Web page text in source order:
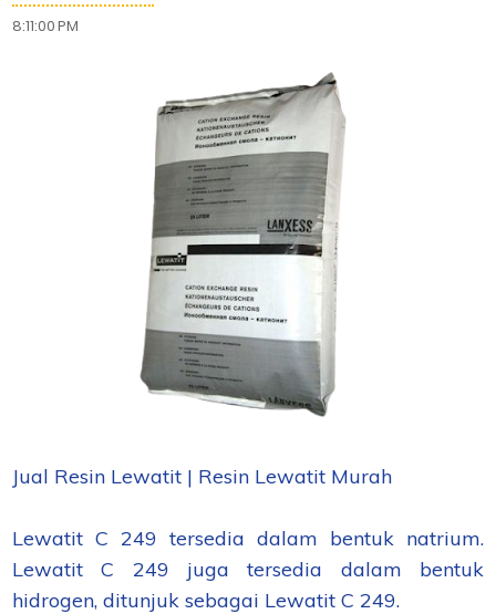
8:11:00 PM
Jual Resin Lewatit | Resin Lewatit Murah
Lewatit C 249 tersedia dalam bentuk natrium.
Lewatit C 249 juga tersedia dalam bentuk
hidrogen, ditunjuk sebagai Lewatit C 249.